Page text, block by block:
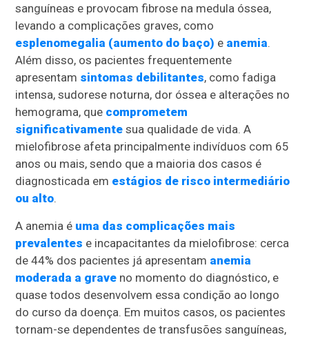
sanguíneas e provocam fibrose na medula óssea,
levando a complicações graves, como
esplenomegalia (aumento do baço) e anemia.
Além disso, os pacientes frequentemente
apresentam sintomas debilitantes, como fadiga
intensa, sudorese noturna, dor óssea e alterações no
hemograma, que comprometem
significativamente sua qualidade de vida. A
mielofibrose afeta principalmente indivíduos com 65
anos ou mais, sendo que a maioria dos casos é
diagnosticada em estágios de risco intermediário
ou alto.
A anemia é uma das complicações mais
prevalentes e incapacitantes da mielofibrose: cerca
de 44% dos pacientes já apresentam anemia
moderada a grave no momento do diagnóstico, e
quase todos desenvolvem essa condição ao longo
do curso da doença. Em muitos casos, os pacientes
tornam-se dependentes de transfusões sanguíneas,